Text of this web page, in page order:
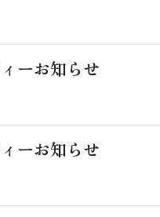
ーお知らせ
ーお知らせ